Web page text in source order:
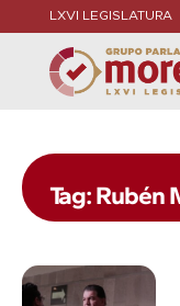
LXVI LEGISLATURA
Tag: Rubén